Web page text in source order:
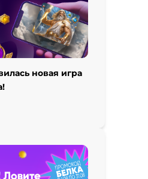
новая игра